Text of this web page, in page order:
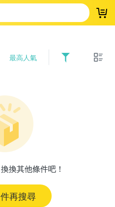
登
最高人氣
換其他條件吧！
再搜尋